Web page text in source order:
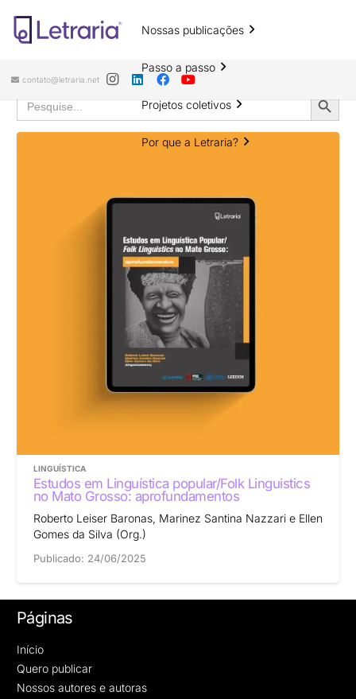
Nossas publicações
Passo a passo
Projetos coletivos
Por que a Letraria?
contato@letraria.net
Resultados da pesquisa por
“Ellen Gomes da Silva”
Search
for:
Search
Button
LINGUÍSTICA
Estudos em Linguística popular/Folk Linguistics
no Mato Grosso: aprofundamentos
Roberto Leiser Baronas, Marinez Santina Nazzari e Ellen
Gomes da Silva (Org.)
Publicado: 24/06/2025
Páginas
Início
Quero publicar
Nossos autores e autoras